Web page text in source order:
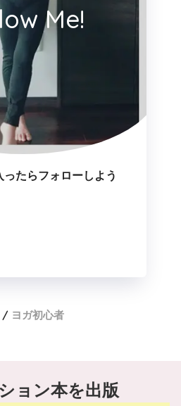
Me!
ったらフォローしよう
ヨガ初心者
ョン本を出版